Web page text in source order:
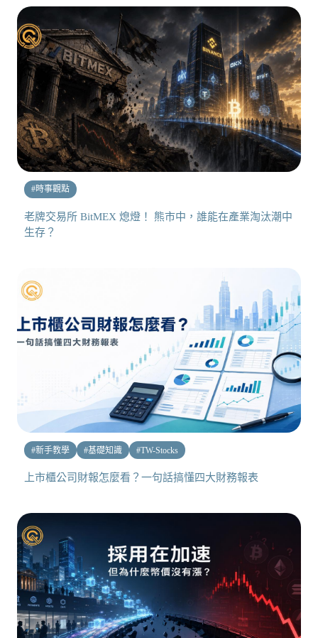
#時事觀點
老牌交易所 BitMEX 熄燈！ 熊市中，誰能在產業淘汰潮中
生存？
#新手教學 #基礎知識 #TW-Stocks
上市櫃公司財報怎麼看？一句話搞懂四大財務報表